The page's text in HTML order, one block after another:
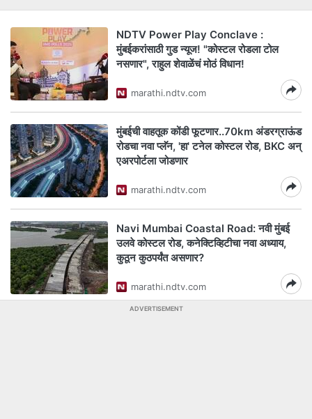
NDTV Power Play Conclave :
मुंबईकरांसाठी गुड न्यूज! "कोस्टल रोडला टोल
नसणार", राहुल शेवाळेंचं मोठं विधान!
marathi.ndtv.com
मुंबईची वाहतूक कोंडी फूटणार..70km अंडरग्राऊंड
रोडचा नवा प्लॅन, 'हा' टनेल कोस्टल रोड, BKC अन्
एअरपोर्टला जोडणार
marathi.ndtv.com
Navi Mumbai Coastal Road: नवी मुंबई
उलवे कोस्टल रोड, कनेक्टिव्हिटीचा नवा अध्याय,
कुठून कुठपर्यंत असणार?
marathi.ndtv.com
ADVERTISEMENT